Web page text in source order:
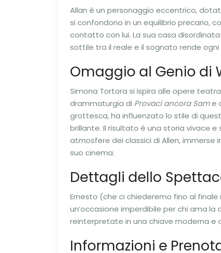
Allan è un personaggio eccentrico,
si confondono in un equilibrio precario,
contatto con lui. La sua casa
sottile tra il reale e il sognato rende
Omaggio al Genio di
Simona Tortora si ispira alle opere
drammaturgia di Provaci ancora Same
grottesca, ha influenzato lo stile di
brillante. Il risultato è una storia vivace
atmosfere dei classici di Allen,
suo cinema.
Dettagli dello
Ernesto (che ci chiederemo fino al
un’occasione imperdibile per chi ama
reinterpretate in una chiave moderna e
Informazioni e